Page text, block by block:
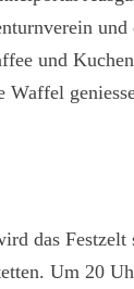
und
Waffel
das
Um 20